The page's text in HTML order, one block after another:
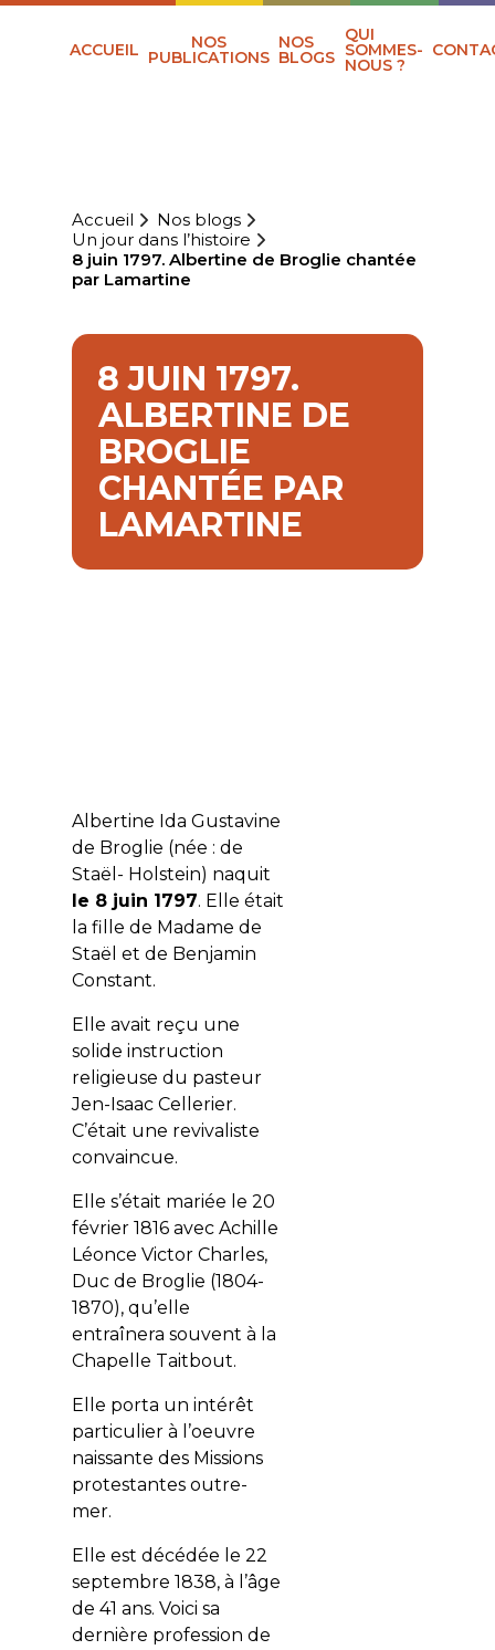
ACCUEIL NOS
PUBLICATIONS
NOS
BLOGS
QUI
SOMMES-
NOUS ?
Accueil
Nos blogs
Un jour dans l’histoire
8 juin 1797. Albertine de Broglie chantée
par Lamartine
8 JUIN 1797.
ALBERTINE DE
BROGLIE
CHANTÉE PAR
LAMARTINE
Albertine Ida Gustavine
de Broglie (née : de
Staël- Holstein) naquit
le 8 juin 1797. Elle était
la fille de Madame de
Staël et de Benjamin
Constant.
Elle avait reçu une
solide instruction
religieuse du pasteur
Jen-Isaac Cellerier.
C’était une revivaliste
convaincue.
Elle s’était mariée le 20
février 1816 avec Achille
Léonce Victor Charles,
Duc de Broglie (1804-
1870), qu’elle
entraînera souvent à la
Chapelle Taitbout.
Elle porta un intérêt
particulier à l’oeuvre
naissante des Missions
protestantes outre-
mer.
Elle est décédée le 22
septembre 1838, à l’âge
de 41 ans. Voici sa
dernière profession de